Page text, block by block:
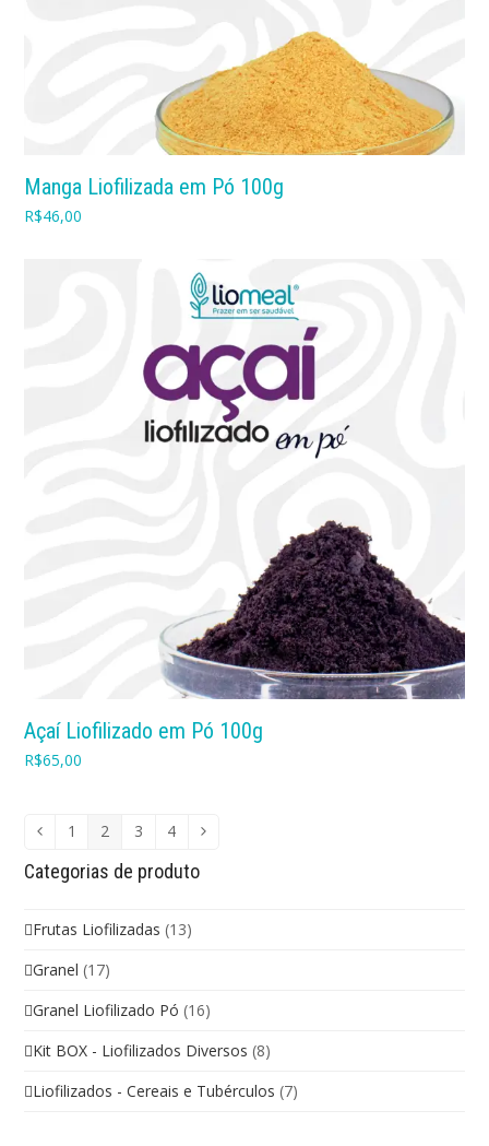
Manga Liofilizada em Pó 100g
R$46,00
Açaí Liofilizado em Pó 100g
R$65,00
1 2 3 4
Categorias de produto
Frutas Liofilizadas (13)
Granel (17)
Granel Liofilizado Pó (16)
Kit BOX - Liofilizados Diversos (8)
Liofilizados - Cereais e Tubérculos (7)